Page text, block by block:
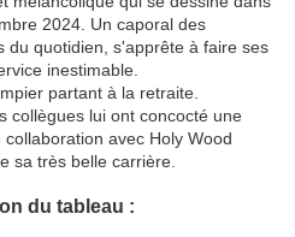
2024. Un caporal des
du quotidien, s'apprête à faire ses
inestimable.
partant à la retraite.
collègues lui ont concocté une
avec Holy Wood
sa très belle carrière.
du tableau :